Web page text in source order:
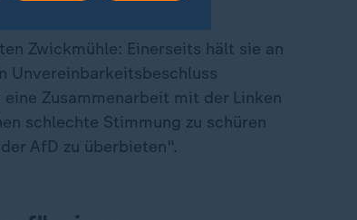
der AfD
Zwickmühle: Einerseits hält sie an
Unvereinbarkeitsbeschluss
Zusammenarbeit mit der Linken
schlechte Stimmung zu schüren
AfD zu überbieten".